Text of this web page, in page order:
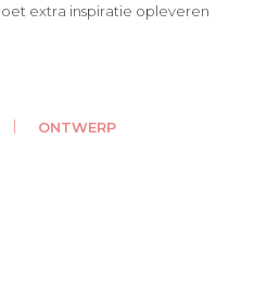
extra inspiratie opleveren
ONTWERP